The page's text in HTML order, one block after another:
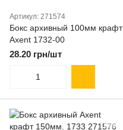
Артикул: 271574
Бокс архивный 100мм крафт
Axent 1732-00
28.20 грн/шт